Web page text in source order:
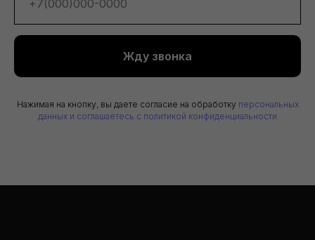
Жду звонка
Нажимая на кнопку, вы даете согласие на обработку персональных
данных и соглашаетесь c политикой конфиденциальности